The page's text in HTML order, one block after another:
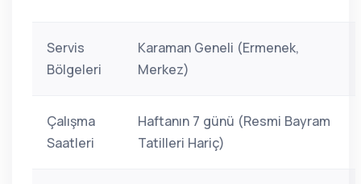
Servis
Bölgeleri
Karaman Geneli (Ermenek,
Merkez)
Çalışma
Saatleri
Haftanın 7 günü (Resmi Bayram
Tatilleri Hariç)